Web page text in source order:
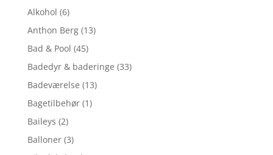
Alkohol (6)
Anthon Berg (13)
Bad & Pool (45)
Badedyr & baderinge (33)
Badeværelse (13)
Bagetilbehør (1)
Baileys (2)
Balloner (3)